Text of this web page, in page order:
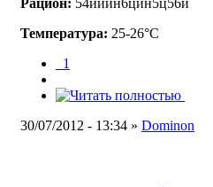
Рацион: 54йийн6цин5ц56и
Температура: 25-26°C
_1
30/07/2012 - 13:34 » Dominon